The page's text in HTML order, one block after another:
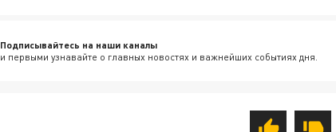
Подписывайтесь на наши каналы
и первыми узнавайте о главных новостях и важнейших событиях дня.